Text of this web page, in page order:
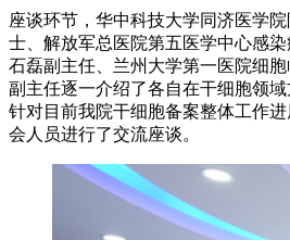
座谈环节，华中科技大学同济医学
士、解放军总医院第五医学中心感
石磊副主任、兰州大学第一医院细
副主任逐一介绍了各自在干细胞领
针对目前我院干细胞备案整体工作
会人员进行了交流座谈。